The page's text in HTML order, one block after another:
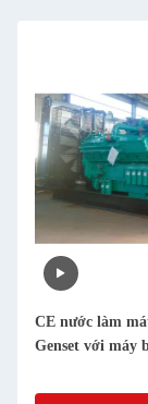
CE nước làm
Genset với máy